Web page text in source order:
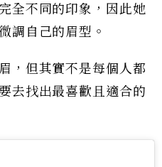
全不同的印象，因此她
調自己的眉型。
，但其實不是每個人都
去找出最喜歡且適合的